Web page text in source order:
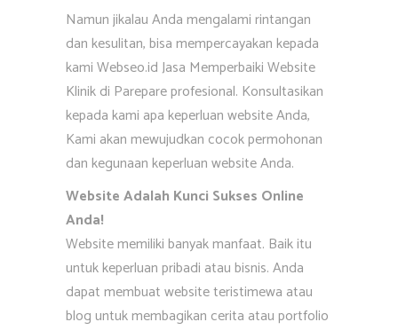
Namun jikalau Anda mengalami rintangan
dan kesulitan, bisa mempercayakan kepada
kami Webseo.id Jasa Memperbaiki Website
Klinik di Parepare profesional. Konsultasikan
kepada kami apa keperluan website Anda,
Kami akan mewujudkan cocok permohonan
dan kegunaan keperluan website Anda.
Website Adalah Kunci Sukses Online
Anda!
Website memiliki banyak manfaat. Baik itu
untuk keperluan pribadi atau bisnis. Anda
dapat membuat website teristimewa atau
blog untuk membagikan cerita atau portfolio